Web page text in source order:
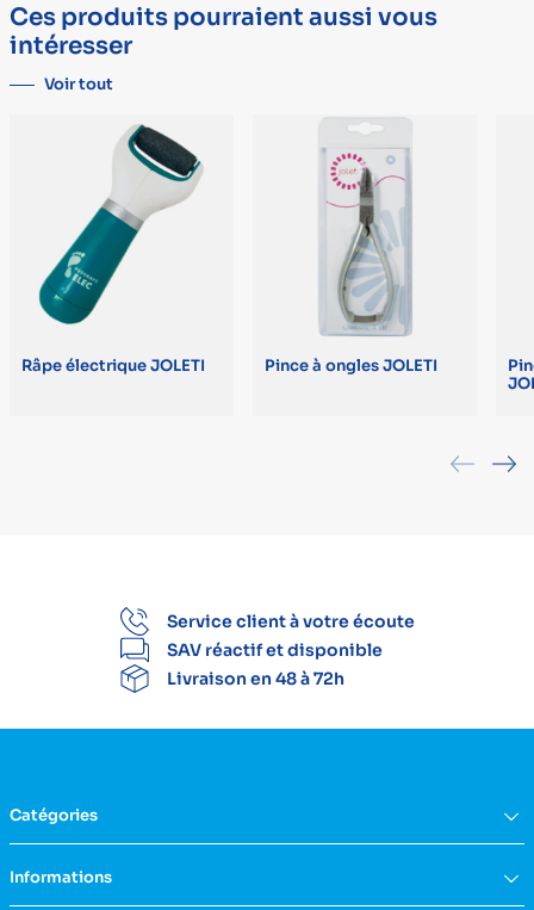
Garantie
Ces produits pourraient aussi vous
intéresser
Voir tout
Râpe électrique JOLETI Pince à ongles JOLETI
Service client à votre écoute
SAV réactif et disponible
Livraison en 48 à 72h
Catégories
Informations